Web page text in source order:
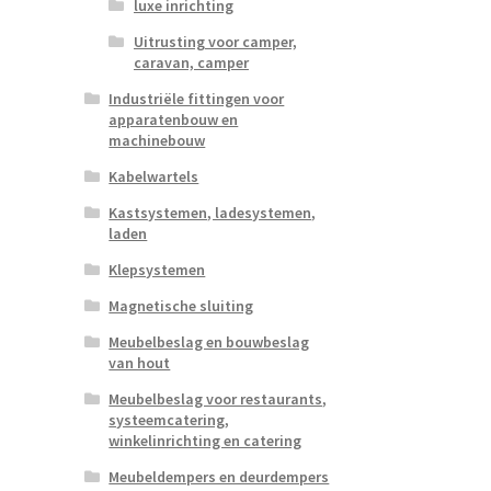
luxe inrichting
Uitrusting voor camper,
caravan, camper
Industriële fittingen voor
apparatenbouw en
machinebouw
Kabelwartels
Kastsystemen, ladesystemen,
laden
Klepsystemen
Magnetische sluiting
Meubelbeslag en bouwbeslag
van hout
Meubelbeslag voor restaurants,
systeemcatering,
winkelinrichting en catering
Meubeldempers en deurdempers